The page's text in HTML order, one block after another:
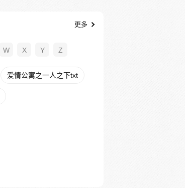
更多
W X Y Z
爱情公寓之一人之下txt